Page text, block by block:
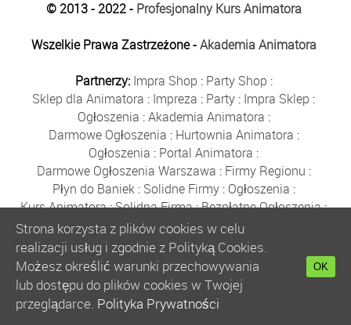
© 2013 - 2022 - Profesjonalny Kurs Animatora
Wszelkie Prawa Zastrzeżone -Akademia Animatora
Partnerzy: Impra Shop : Party Shop :
Sklep dla Animatora : Impreza : Party : Impra Sklep :
Ogłoszenia :Akademia Animatora :
Darmowe Ogłoszenia : Hurtownia Animatora :
Ogłoszenia : Portal Animatora :
Darmowe Ogłoszenia Warszawa : Firmy Regionu :
Płyn do Baniek: Solidne Firmy: Ogłoszenia :
Kurs Animatora:Solidna Firma:Bezpłatne Ogłoszenia:
Animator Czasu Wolnego:
Bezpłatne Ogłoszenia Warszawa:sklep animatora
Bańki Mydlane:Bezpłatne Ogłoszenia
Szkolenie Animatorów:Kurs Animatora
:
Kurs Animatora Warszawa :Rumia
Kurs Animatora Poznań:
Strona korzysta z plików cookies w celu
realizacji usług i zgodnie z Polityką Cookies.
Możesz określić warunki przechowywania
lub dostępu do plików cookies w Twojej
przeglądarce. Polityka Prywatności
OK